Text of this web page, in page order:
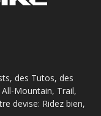
des Tutos, des
Mountain, Trail,
devise: Ridez bien,